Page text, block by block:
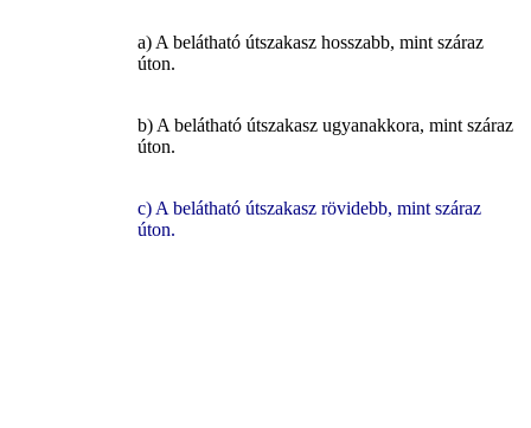
a) A belátható útszakasz hosszabb, mint száraz
úton.
b) A belátható útszakasz ugyanakkora, mint száraz
úton.
c) A belátható útszakasz rövidebb, mint száraz
úton.